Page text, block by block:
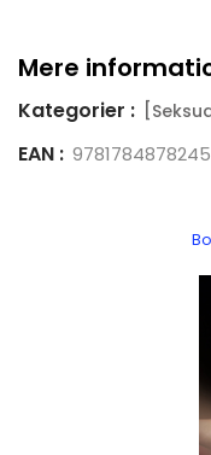
Mere
Kategorier :
EAN : 9781784878245